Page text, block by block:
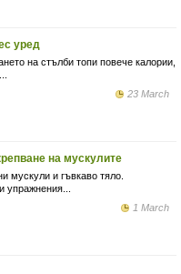
уред
на стълби топи повече калории,
23 March
на мускулите
мускули и гъвкаво тяло.
упражнения...
1 March